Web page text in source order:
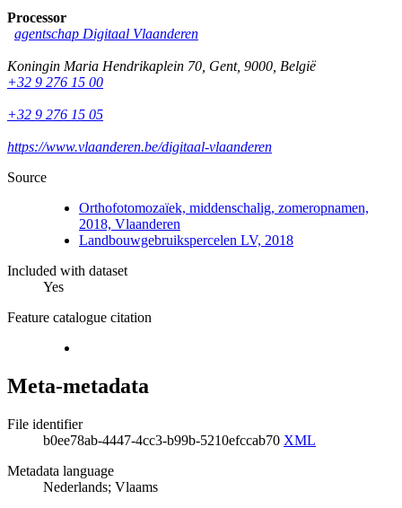
Processor
agentschap Digitaal Vlaanderen
Koningin Maria Hendrikaplein 70 Gent, 9000 België
+32 9 276 15 00
+32 9 276 15 05
https://www.vlaanderen.be/digitaal-vlaanderen
Source
Orthofotomozaïek, middenschalig, zomeropnamen,
2018, Vlaanderen
Landbouwgebruikspercelen LV, 2018
Included with dataset
Yes
Feature catalogue citation
Meta-metadata
File identifier
b0ee78ab-4447-4cc3-b99b-5210efccab70 XML
Metadata language
Nederlands; Vlaams